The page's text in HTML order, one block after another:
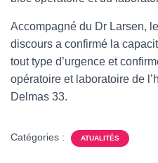
Accompagné du Dr Larsen,
discours a confirmé la
tout type d’urgence et
opératoire et laboratoire de
Delmas 33.
Catégories : ATUALITÉS